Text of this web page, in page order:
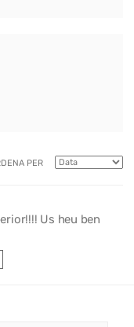
PER
Us heu ben